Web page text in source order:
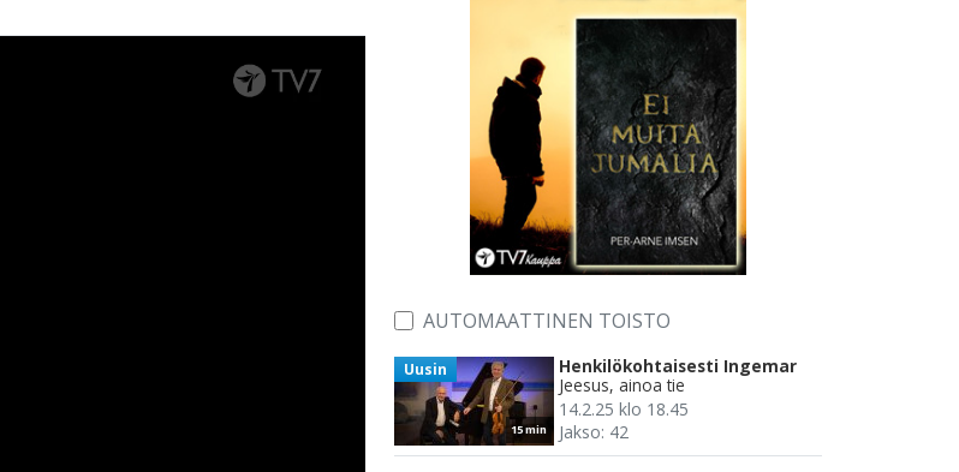
AUTOMAATTINEN TOISTO
15 min
Uusin
Henkilökohtaisesti Ingemar
Jeesus, ainoa tie
14.2.25 klo 18.45
Jakso: 42